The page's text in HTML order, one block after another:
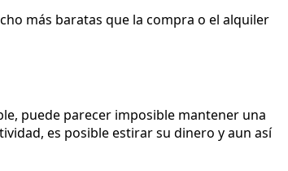
más baratas que la compra o el alquiler
puede parecer imposible mantener una
es posible estirar su dinero y aun así